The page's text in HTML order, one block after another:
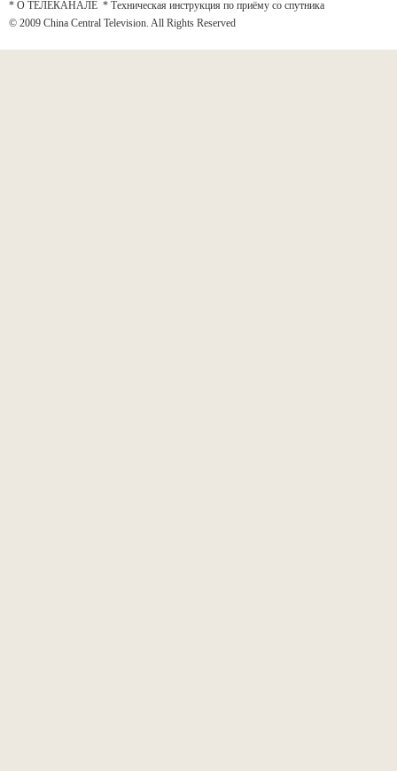
* О ТЕЛЕКАНАЛЕ * Техническая инструкция по приёму со спутника
© 2009 China Central Television. All Rights Reserved